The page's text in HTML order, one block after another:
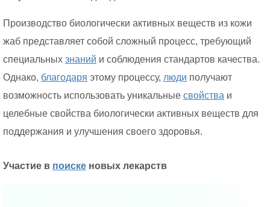
Производство биологически активных веществ из кожи
жаб представляет собой сложный процесс, требующий
специальных знаний и соблюдения стандартов качества.
Однако, благодаря этому процессу, люди получают
возможность использовать уникальные свойства и
целебные свойства биологически активных веществ для
поддержания и улучшения своего здоровья.
Участие в поиске новых лекарств